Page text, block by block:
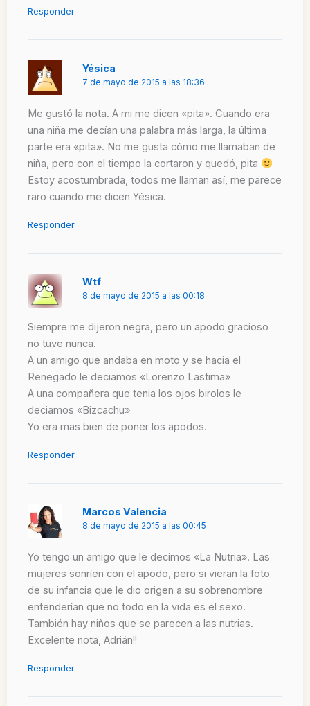
Responder
Yésica
7 de mayo de 2015 a las 18:36
Me gustó la nota. A mi me dicen «pita». Cuando era
una niña me decían una palabra más larga, la última
parte era «pita». No me gusta cómo me llamaban de
niña, pero con el tiempo la cortaron y quedó, pita
Estoy acostumbrada, todos me llaman así, me parece
raro cuando me dicen Yésica.
Responder
Wtf
8 de mayo de 2015 a las 00:18
Siempre me dijeron negra, pero un apodo gracioso
no tuve nunca.
A un amigo que andaba en moto y se hacia el
Renegado le deciamos «Lorenzo Lastima»
A una compañera que tenia los ojos birolos le
deciamos «Bizcachu»
Yo era mas bien de poner los apodos.
Responder
Marcos Valencia
8 de mayo de 2015 a las 00:45
Yo tengo un amigo que le decimos «La Nutria». Las
mujeres sonríen con el apodo, pero si vieran la foto
de su infancia que le dio origen a su sobrenombre
entenderían que no todo en la vida es el sexo.
También hay niños que se parecen a las nutrias.
Excelente nota, Adrián!!
Responder